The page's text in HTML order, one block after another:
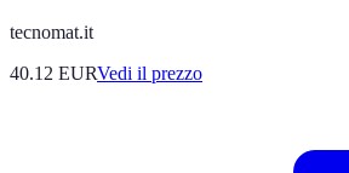
tecnomat.it
40.12 EURVedi il prezzo